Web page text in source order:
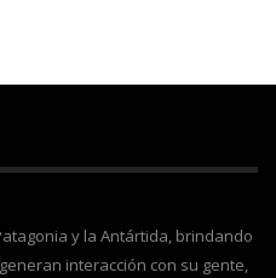
y la Antártida, brindando
interacción con su gente,